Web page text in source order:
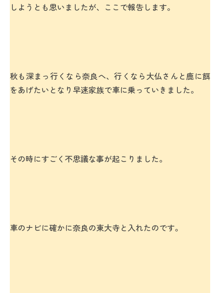
しようとも思いましたが、ここで報告します。
秋も深まっ行くなら奈良へ、行くなら大仏さんと鹿に餌
をあげたいとなり早速家族で車に乗っていきました。
その時にすごく不思議な事が起こりました。
車のナビに確かに奈良の東大寺と入れたのです。